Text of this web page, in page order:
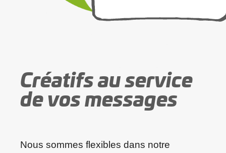
Créatifs au service
de vos messages
Nous sommes flexibles dans notre